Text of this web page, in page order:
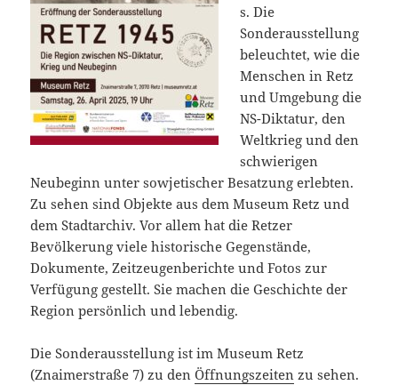
s. Die
Sonderausstellung
beleuchtet, wie die
Menschen in Retz
und Umgebung die
NS-Diktatur, den
Weltkrieg und den
schwierigen
Neubeginn unter sowjetischer Besatzung erlebten.
Zu sehen sind Objekte aus dem Museum Retz und
dem Stadtarchiv. Vor allem hat die Retzer
Bevölkerung viele historische Gegenstände,
Dokumente, Zeitzeugenberichte und Fotos zur
Verfügung gestellt. Sie machen die Geschichte der
Region persönlich und lebendig.
Die Sonderausstellung ist im Museum Retz
(Znaimerstraße 7) zu denÖffnungszeiten zu sehen.